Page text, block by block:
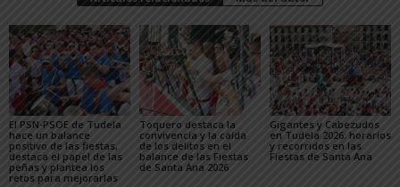
El PSN-PSOE de Tudela
hace un balance
positivo de las fiestas,
destaca el papel de las
peñas y plantea los
retos para mejorarlas
Toquero destaca la
convivencia y la caída
de los delitos en el
balance de las Fiestas
de Santa Ana 2026
Gigantes y Cabezudos
en Tudela 2026: horarios
y recorridos en las
Fiestas de Santa Ana